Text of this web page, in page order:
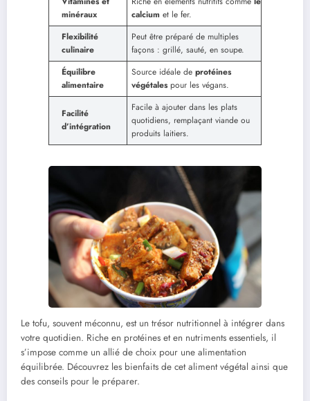
minéraux
calcium et le fer.
Flexibilité
culinaire
Peut être préparé de multiples
façons : grillé, sauté, en soupe.
Équilibre
alimentaire
Source idéale de protéines
végétalespour les végans.
Facilité
d’intégration
Facile à ajouter dans les plats
quotidiens, remplaçant viande ou
produits laitiers.
Le tofu, souvent méconnu, est un trésor nutritionnel à intégrer dans
votre quotidien. Riche en protéines et en nutriments essentiels, il
s’impose comme un allié de choix pour une alimentation
équilibrée. Découvrez les bienfaits de cet aliment végétal ainsi que
des conseils pour le préparer.